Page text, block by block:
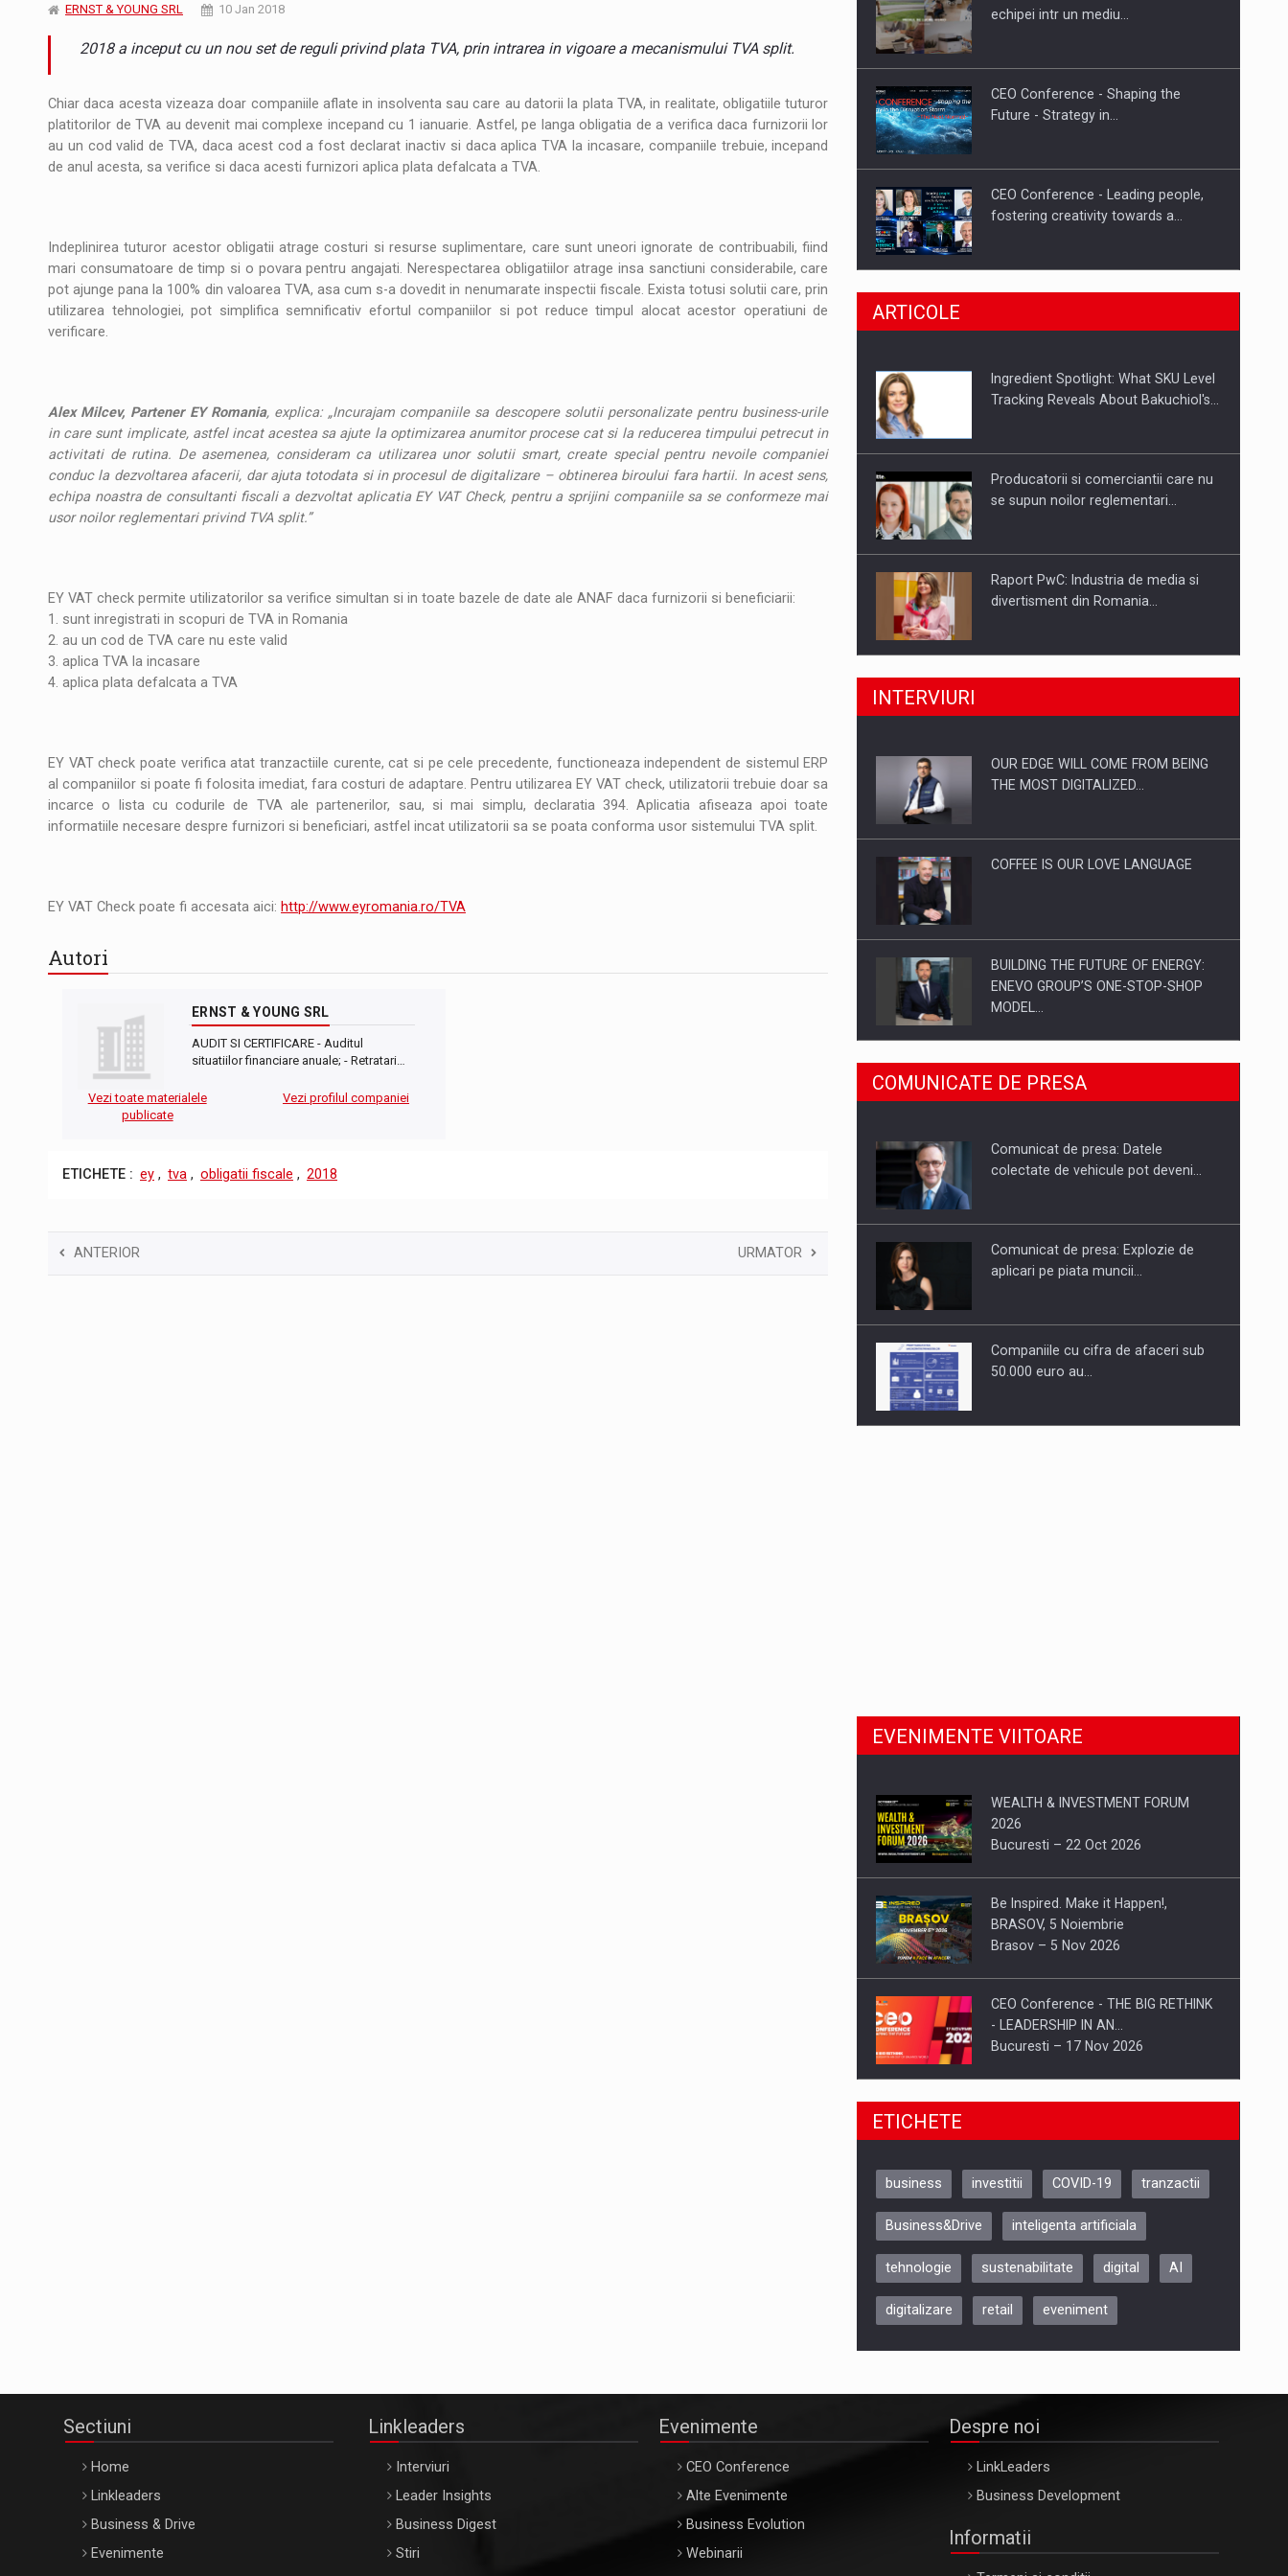
STIRI JAECOO 5 SHS-H a ajuns in Romania
STIRI Orange Cybersecure – noua solutie de securitate cibernetica pentru familie si afaceri
ARTICOLE Cum invatam sa spunem nu intr-o cultura care pedepseste granitele?
ERNST & YOUNG SRL 10 Jan 2018
2018 a inceput cu un nou set de reguli privind plata TVA, prin intrarea in vigoare a mecanismului TVA split.
Chiar daca acesta vizeaza doar companiile aflate in insolventa sau care au datorii la plata TVA, in realitate, obligatiile tuturor
platitorilor de TVA au devenit mai complexe incepand cu 1 ianuarie. Astfel, pe langa obligatia de a verifica daca furnizorii lor
au un cod valid de TVA, daca acest cod a fost declarat inactiv si daca aplica TVA la incasare, companiile trebuie, incepand
de anul acesta, sa verifice si daca acesti furnizori aplica plata defalcata a TVA.
Indeplinirea tuturor acestor obligatii atrage costuri si resurse suplimentare, care sunt uneori ignorate de contribuabili, fiind
mari consumatoare de timp si o povara pentru angajati. Nerespectarea obligatiilor atrage insa sanctiuni considerabile, care
pot ajunge pana la 100% din valoarea TVA, asa cum s-a dovedit in nenumarate inspectii fiscale. Exista totusi solutii care, prin
utilizarea tehnologiei, pot simplifica semnificativ efortul companiilor si pot reduce timpul alocat acestor operatiuni de
verificare.
Alex Milcev, Partener EY Romania, explica: „Incurajam companiile sa descopere solutii personalizate pentru business-urile
in care sunt implicate, astfel incat acestea sa ajute la optimizarea anumitor procese cat si la reducerea timpului petrecut in
activitati de rutina. De asemenea, consideram ca utilizarea unor solutii smart, create special pentru nevoile companiei
conduc la dezvoltarea afacerii, dar ajuta totodata si in procesul de digitalizare – obtinerea biroului fara hartii. In acest sens,
echipa noastra de consultanti fiscali a dezvoltat aplicatia EY VAT Check, pentru a sprijini companiile sa se conformeze mai
usor noilor reglementari privind TVA split.”
EY VAT check permite utilizatorilor sa verifice simultan si in toate bazele de date ale ANAF daca furnizorii si beneficiarii:
1. sunt inregistrati in scopuri de TVA in Romania
2. au un cod de TVA care nu este valid
3. aplica TVA la incasare
4. aplica plata defalcata a TVA
EY VAT check poate verifica atat tranzactiile curente, cat si pe cele precedente, functioneaza independent de sistemul ERP
al companiilor si poate fi folosita imediat, fara costuri de adaptare. Pentru utilizarea EY VAT check, utilizatorii trebuie doar sa
incarce o lista cu codurile de TVA ale partenerilor, sau, si mai simplu, declaratia 394. Aplicatia afiseaza apoi toate
informatiile necesare despre furnizori si beneficiari, astfel incat utilizatorii sa se poata conforma usor sistemului TVA split.
EY VAT Check poate fi accesata aici: http://www.eyromania.ro/TVA
Autori
ERNST & YOUNG SRL
AUDIT SI CERTIFICARE - Auditul
situatiilor financiare anuale; - Retratari…
Vezi toate materialele
publicate
Vezi profilul companiei
ETICHETE : ey , tva , obligatii fiscale , 2018
ANTERIOR URMATOR
Fondul de investitii BoldMind si
echipei intr un mediu…
CEO Conference - Shaping the
Future - Strategy in…
CEO Conference - Leading people,
fostering creativity towards a…
CEO Conference - Shaping The
Webinar - Business Evolution-
ARTICOLE
Ingredient Spotlight: What SKU Level
Tracking Reveals About Bakuchiol's…
Producatorii si comerciantii care nu
se supun noilor reglementari…
Raport PwC: Industria de media si
divertisment din Romania…
Ce nu stiu Directorii de HR despre
Cum invatam sa spunem nu intr-o
INTERVIURI
OUR EDGE WILL COME FROM BEING
THE MOST DIGITALIZED…
COFFEE IS OUR LOVE LANGUAGE
BUILDING THE FUTURE OF ENERGY:
ENEVO GROUP’S ONE-STOP-SHOP
MODEL…
ROOTED IN ROMANIA, BUILT TO
DELIVER TECHNOLOGY FOR THE…
PUTTING ROMANIAN CORPORATE
COMUNICATE DE PRESA
Comunicat de presa: Datele
colectate de vehicule pot deveni…
Comunicat de presa: Explozie de
aplicari pe piata muncii…
Companiile cu cifra de afaceri sub
50.000 euro au…
EVENIMENTE VIITOARE
WEALTH & INVESTMENT FORUM
2026
Bucuresti – 22 Oct 2026
Be Inspired. Make it Happen!,
BRASOV, 5 Noiembrie
Brasov – 5 Nov 2026
CEO Conference - THE BIG RETHINK
- LEADERSHIP IN AN…
Bucuresti – 17 Nov 2026
Be Inspired. Make it Happen!, CLUJ, 9
ARTEMIS LETO, ORADEA, 8
Oradea – 8 Oct 2026
ETICHETE
business investitii COVID-19 tranzactii
Business&Drive inteligenta artificiala
tehnologie sustenabilitate digital AI
digitalizare retail eveniment
Sectiuni
Home
Linkleaders
Business & Drive
Evenimente
Linkleaders
Interviuri
Leader Insights
Business Digest
Stiri
Evenimente
CEO Conference
Alte Evenimente
Business Evolution
Webinarii
Despre noi
LinkLeaders
Business Development
Informatii